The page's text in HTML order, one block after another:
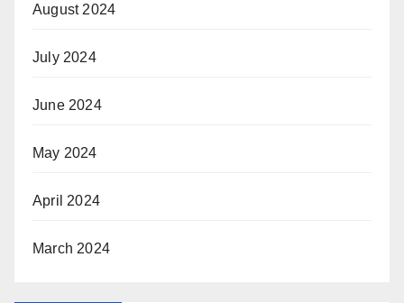
August 2024
July 2024
June 2024
May 2024
April 2024
March 2024